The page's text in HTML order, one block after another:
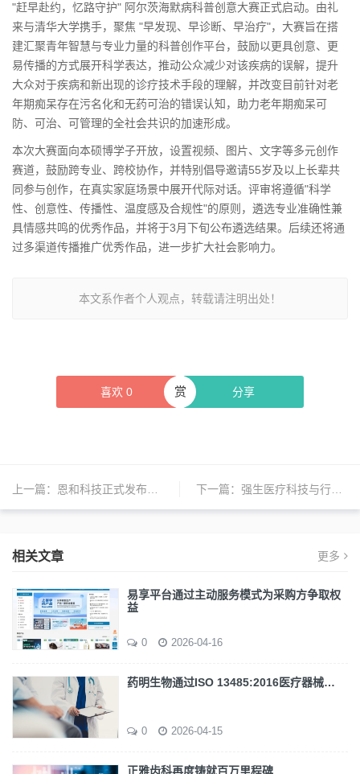
"赶早赴约，忆路守护" 阿尔茨海默病科普创意大赛正式启动。由礼
来与清华大学携手，聚焦 "早发现、早诊断、早治疗"，大赛旨在搭
建汇聚青年智慧与专业力量的科普创作平台，鼓励以更具创意、更
易传播的方式展开科学表达，推动公众减少对该疾病的误解，提升
大众对于疾病和新出现的诊疗技术手段的理解，并改变目前针对老
年期痴呆存在污名化和无药可治的错误认知，助力老年期痴呆可
防、可治、可管理的全社会共识的加速形成。
本次大赛面向本硕博学子开放，设置视频、图片、文字等多元创作
赛道，鼓励跨专业、跨校协作，并特别倡导邀请55岁及以上长辈共
同参与创作，在真实家庭场景中展开代际对话。评审将遵循"科学
性、创意性、传播性、温度感及合规性"的原则，遴选专业准确性兼
具情感共鸣的优秀作品，并将于3月下旬公布遴选结果。后续还将通
过多渠道传播推广优秀作品，进一步扩大社会影响力。
本文系作者个人观点，转载请注明出处！
喜欢 0 分享
赏
上一篇： 恩和科技正式发布全球首个面向生物制造领域的Physical AI 平台 下一篇： 强生医疗科技与行业专家及丁香园启动“房颤百问百答答案书”项目
相关文章 更多
易享平台通过主动服务模式为采购方争取权
益
0 2026-04-16
药明生物通过ISO 13485:2016医疗器械…
0 2026-04-15
正雅齿科再度铸就百万里程碑